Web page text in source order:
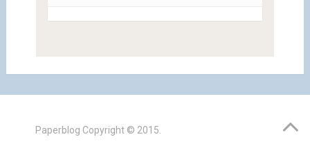
Paperblog Copyright © 2015.